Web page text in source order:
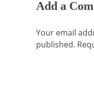
Add a
Your email
published.